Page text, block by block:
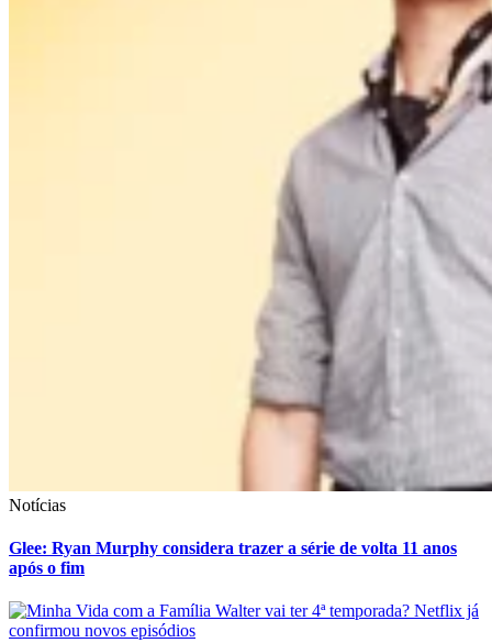
Notícias
Glee: Ryan Murphy considera trazer a série de volta 11 anos
após o fim